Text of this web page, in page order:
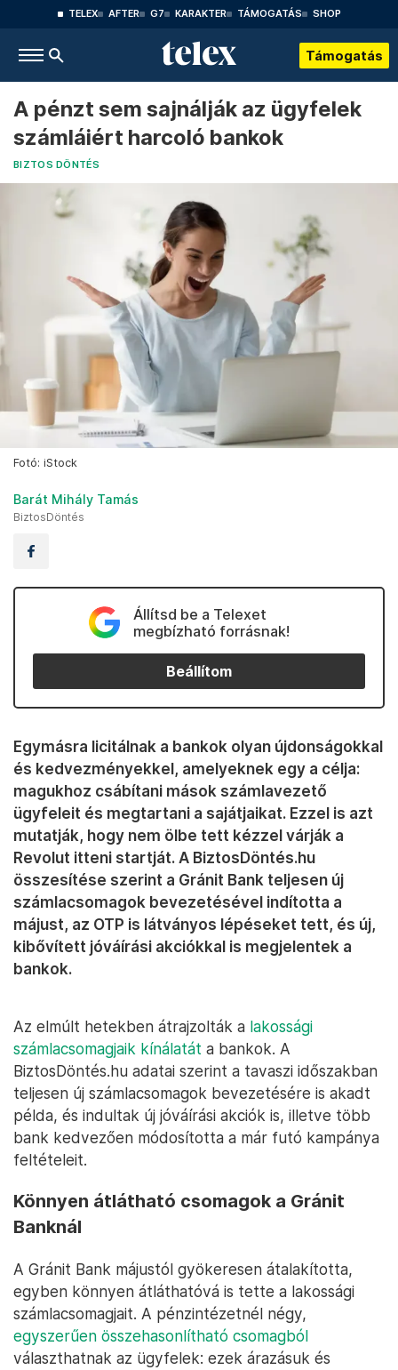
TELEX AFTER G7 KARAKTER TÁMOGATÁS SHOP
Támogatás
A pénzt sem sajnálják az ügyfelek
számláiért harcoló bankok
BIZTOS DÖNTÉS
Fotó: iStock
Barát Mihály Tamás
BiztosDöntés
Állítsd be a Telexet
megbízható forrásnak!
Beállítom
Egymásra licitálnak a bankok olyan újdonságokkal
és kedvezményekkel, amelyeknek egy a célja:
magukhoz csábítani mások számlavezető
ügyfeleit és megtartani a sajátjaikat. Ezzel is azt
mutatják, hogy nem ölbe tett kézzel várják a
Revolut itteni startját. A BiztosDöntés.hu
összesítése szerint a Gránit Bank teljesen új
számlacsomagok bevezetésével indította a
májust, az OTP is látványos lépéseket tett, és új,
kibővített jóváírási akciókkal is megjelentek a
bankok.
Az elmúlt hetekben átrajzolták a lakossági
számlacsomagjaik kínálatát a bankok. A
BiztosDöntés.hu adatai szerint a tavaszi időszakban
teljesen új számlacsomagok bevezetésére is akadt
példa, és indultak új jóváírási akciók is, illetve több
bank kedvezően módosította a már futó kampánya
feltételeit.
Könnyen átlátható csomagok a Gránit
Banknál
A Gránit Bank májustól gyökeresen átalakította,
egyben könnyen átláthatóvá is tette a lakossági
számlacsomagjait. A pénzintézetnél négy,
egyszerűen összehasonlítható csomagból
választhatnak az ügyfelek: ezek árazásuk és